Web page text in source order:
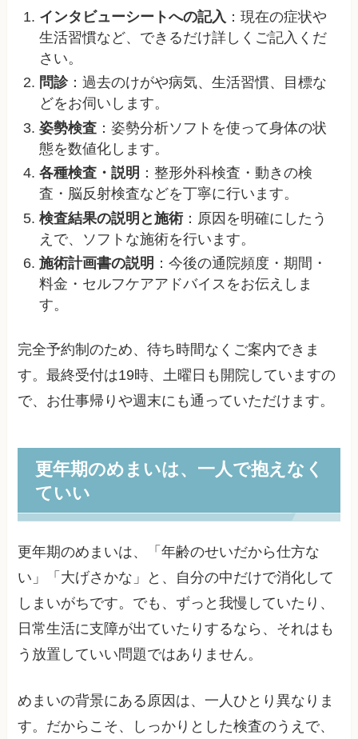
インタビューシートへの記入 ：現在の症状や
生活習慣など、できるだけ詳しくご記入くだ
さい。
問診：過去のけがや病気、生活習慣、目標な
どをお伺いします。
姿勢検査 ：姿勢分析ソフトを使って身体の状
態を数値化します。
各種検査・説明 ：整形外科検査・動きの検
査・脳反射検査などを丁寧に行います。
検査結果の説明と施術 ：原因を明確にしたう
えで、ソフトな施術を行います。
施術計画書の説明 ：今後の通院頻度・期間・
料金・セルフケアアドバイスをお伝えしま
す。
完全予約制のため、待ち時間なくご案内できま
す。最終受付は19時、土曜日も開院していますの
で、お仕事帰りや週末にも通っていただけます。
更年期のめまいは、一人で抱えなく
ていい
更年期のめまいは、「年齢のせいだから仕方な
い」「大げさかな」と、自分の中だけで消化して
しまいがちです。でも、ずっと我慢していたり、
日常生活に支障が出ていたりするなら、それはも
う放置していい問題ではありません。
めまいの背景にある原因は、一人ひとり異なりま
す。だからこそ、しっかりとした検査のうえで、